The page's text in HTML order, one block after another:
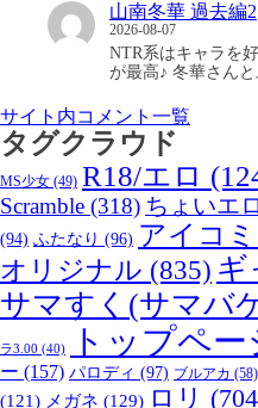
山南冬華 過去編2
2026-08-07
NTR系はキャラを
が最高♪ 冬華さん
サイト内コメント一覧
タグクラウド
MS少女 (49) R18/エロ
Scramble (318) ちょいエ
(94) ふたなり (96) アイコミ
オリジナル (835) ギ
サマすく(サマバ
ラ3.00 (40) トップペー
ー (157) パロディ (97) ブルアカ (58)
(121) メガネ (129) ロリ